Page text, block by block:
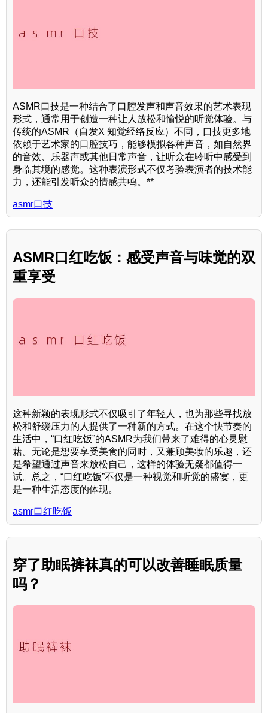
ASMR口技是一种结合了口腔发声和声音效果的艺术表现
形式，通常用于创造一种让人放松和愉悦的听觉体验。与
传统的ASMR（自发X 知觉经络反应）不同，口技更多地
依赖于艺术家的口腔技巧，能够模拟各种声音，如自然界
的音效、乐器声或其他日常声音，让听众在聆听中感受到
身临其境的感觉。这种表演形式不仅考验表演者的技术能
力，还能引发听众的情感共鸣。**
asmr口技
ASMR口红吃饭：感受声音与味觉的双
重享受
这种新颖的表现形式不仅吸引了年轻人，也为那些寻找放
松和舒缓压力的人提供了一种新的方式。在这个快节奏的
生活中，“口红吃饭”的ASMR为我们带来了难得的心灵慰
藉。无论是想要享受美食的同时，又兼顾美妆的乐趣，还
是希望通过声音来放松自己，这样的体验无疑都值得一
试。总之，“口红吃饭”不仅是一种视觉和听觉的盛宴，更
是一种生活态度的体现。
asmr口红吃饭
穿了助眠裤袜真的可以改善睡眠质量
吗？